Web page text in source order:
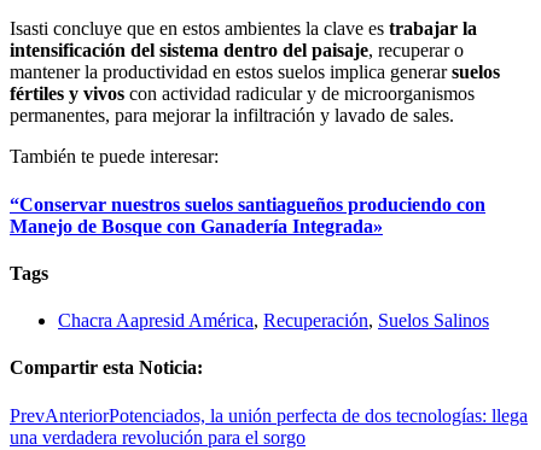
Isasti concluye que en estos ambientes la clave es trabajar la
intensificación del sistema dentro del paisaje, recuperar o
mantener la productividad en estos suelos implica generarsuelos
fértiles y vivos con actividad radicular y de microorganismos
permanentes, para mejorar la infiltración y lavado de sales.
También te puede interesar:
“Conservar nuestros suelos santiagueños produciendo con
Manejo de Bosque con Ganadería Integrada»
Tags
Chacra Aapresid América, Recuperación, Suelos Salinos
Compartir esta Noticia:
PrevAnteriorPotenciados, la unión perfecta de dos tecnologías: llega
una verdadera revolución para el sorgo